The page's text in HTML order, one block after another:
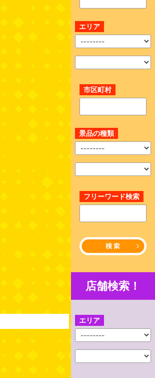
エリア
市区町村
景品の種類
フリーワード検索
店舗検索！
エリア